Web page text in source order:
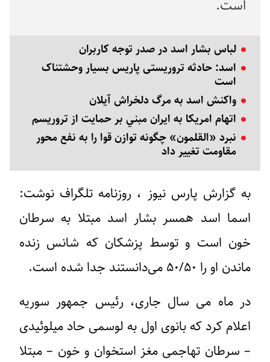
است.
لباس بشار اسد در صدر توجه کاربران
اسد: حادثه تروریستی پاریس بسیار وحشتناک
است
واکنش اسد به مرگ دلخراش آیلان
اتهام امريکا به ايران مبني بر حمايت از تروريسم
نبرد «القلمون» چگونه توازن قوا را به نفع محور
مقاومت تغییر داد
به گزارش پارس نیوز ، روزنامه تلگراف نوشت:‌
اسما اسد همسر بشار اسد مبتلا به سرطان
خون است و توسط پزشکان که شانس زنده
ماندن او را ۵۰/۵۰ می‌دانستند جدا شده است.
در ماه می سال جاری، رئیس جمهور سوریه
اعلام کرد که بانوی اول به لوسمی حاد میلوئیدی
– سرطان تهاجمی مغز استخوان و خون – مبتلا